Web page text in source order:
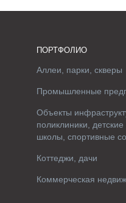
ПОРТФОЛИО
Аллеи, парки, скверы
Промышленные
Объекты
поликлиники, детские
школы, спортивные
Коттеджи, дачи
Коммерческая